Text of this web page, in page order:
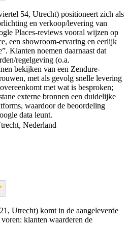
54, Utrecht) positioneert zich als
en verkoop/levering van
Places-reviews vooral wijzen op
een showroom-ervaring en eerlijk
Klanten noemen daarnaast dat
regelgeving (o.a.
bekijken van een Zendure-
met als gevolg snelle levering
met wat is besproken;
externe bronnen een duidelijke
waardoor de beoordeling
data leunt.
Nederland
Utrecht) komt in de aangeleverde
klanten waarderen de